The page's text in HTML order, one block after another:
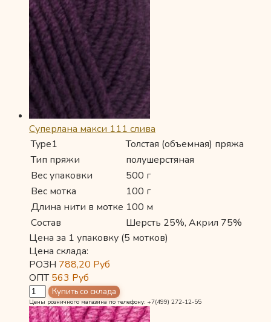
Суперлана макси 111 слива
Type1
Толстая (объемная) пряжа
Тип пряжи
полушерстяная
Вес упаковки
500 г
Вес мотка
100 г
Длина нити в мотке 100 м
Состав
Шерсть 25%, Акрил 75%
Цена за 1 упаковку (5 мотков)
Цена склада:
РОЗН 788,20 Руб
ОПТ563 Руб
Цены розничного магазина по телефону: +7(499) 272-12-55